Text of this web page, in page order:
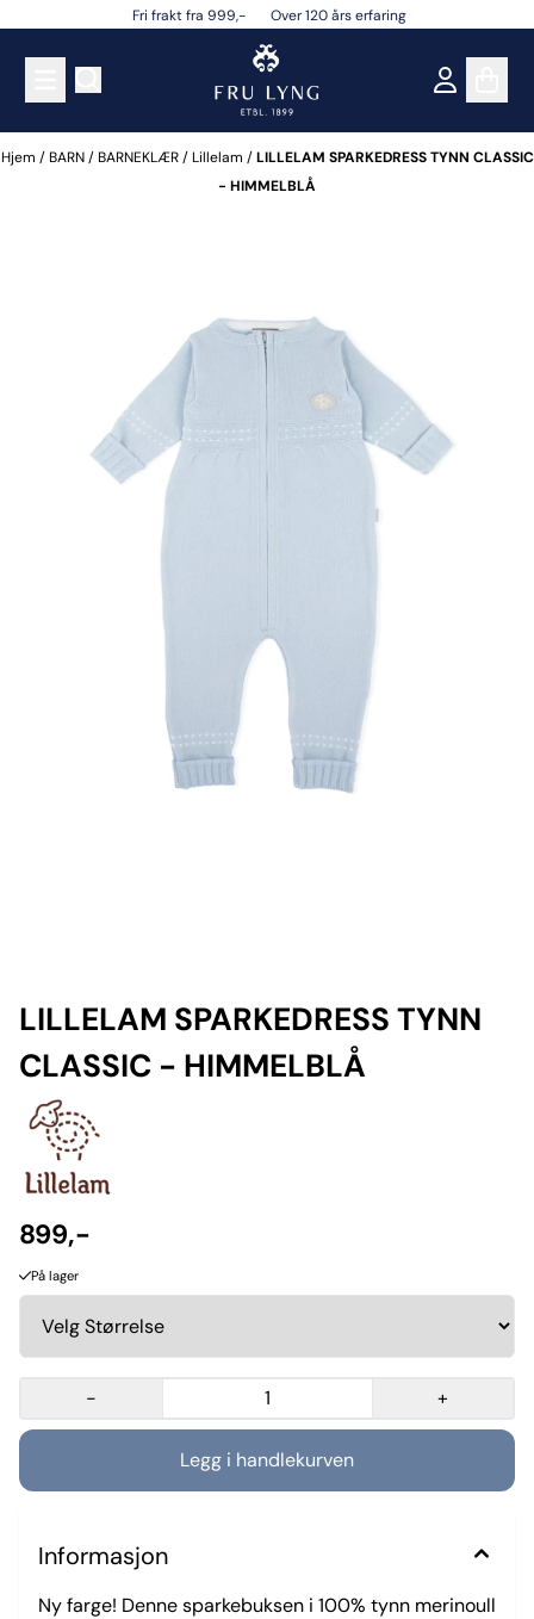
Hopp til innholdFri frakt fra 999,- Over 120 års erfaring
Hjem /BARN/BARNEKLÆR/Lillelam /LILLELAM SPARKEDRESS TYNN CLASSIC
- HIMMELBLÅ
LILLELAM SPARKEDRESS TYNN
CLASSIC - HIMMELBLÅ
899,-
På lager
- +
Informasjon
Ny farge! Denne sparkebuksen i 100% tynn merinoull